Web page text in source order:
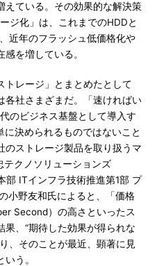
えている。その効果的な解決策
ジ化」は、これまでのHDDと
近年のフラッシュ低価格化や
を増している。
レージ」とまとめたとして
各社さまざまだ。「速ければい
のビジネス基盤として導入す
決められるものではないこと
のストレージ製品を取り扱うマ
テクノソリューションズ
部 ITインフラ技術推進第1部 プ
小野友和氏によると、「価格
Second）の高さといったス
、“期待した効果が得られな
、そのことが最近、顕著に見
う。